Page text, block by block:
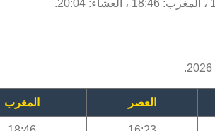
العصر المغرب